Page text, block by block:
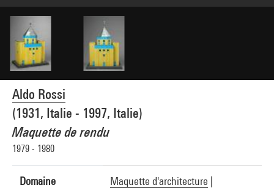
Aldo Rossi
(1931, Italie - 1997, Italie)
Maquette de rendu
1979 - 1980
Domaine Maquette d'architecture
© Eredi Aldo Rossi. Courtesy Fondazione Aldo Rossi
Crédit photographique : Centre Pompidou, MNAM-CCI/Bertrand Prévost/Dist.
GrandPalaisRmn
Réf. image : 4N25192